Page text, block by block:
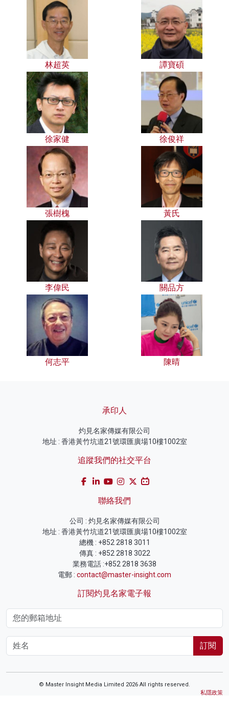
林超英 譚寶碩
徐家健 徐俊祥
張樹槐 黃氏
李偉民 關品方
何志平 陳晴
承印人
灼見名家傳媒有限公司
地址 : 香港黃竹坑道21號環匯廣場10樓1002室
追蹤我們的社交平台
聯絡我們
公司 : 灼見名家傳媒有限公司
地址 : 香港黃竹坑道21號環匯廣場10樓1002室
總機 : +852 2818 3011
傳真 : +852 2818 3022
業務電話 :+852 2818 3638
電郵 : contact@master-insight.com
訂閱灼見名家電子報
訂閱
© Master Insight Media Limited 2026 All rights reserved.
私隱政策